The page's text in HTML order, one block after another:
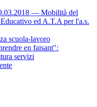
— Mobilità del
ed A.T.A per l'a.s.
scuola-lavoro
en faisant":
servizi